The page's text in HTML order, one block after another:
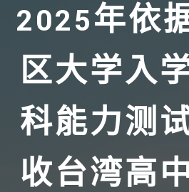
2025年依
区大学入
科能力测
收台湾高